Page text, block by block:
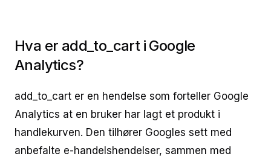
Hva er add_to_cart i Google
Analytics?
add_to_cart er en hendelse som forteller Google
Analytics at en bruker har lagt et produkt i
handlekurven. Den tilhører Googles sett med
anbefalte e-handelshendelser, sammen med